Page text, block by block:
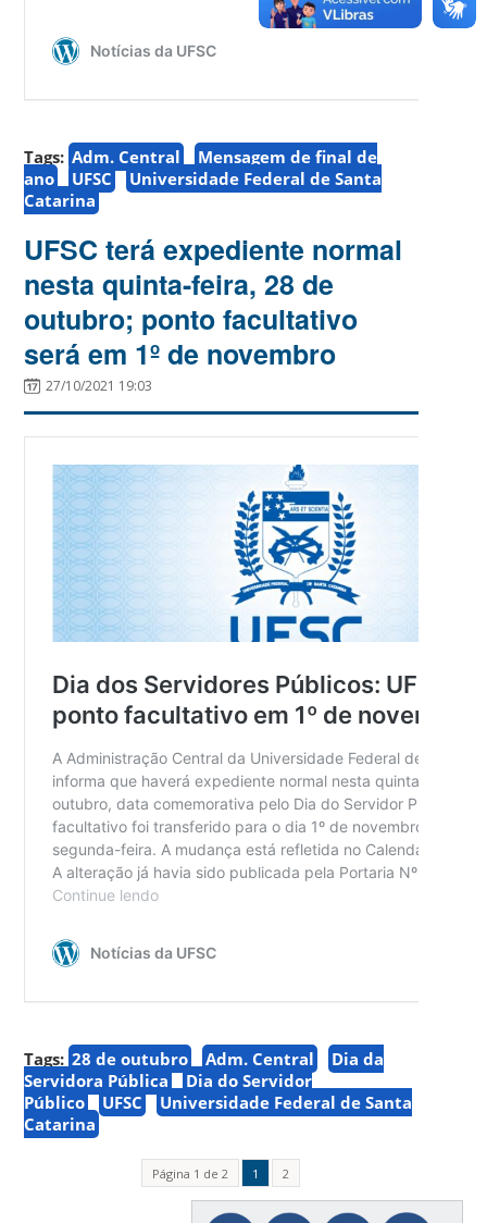
Tags: Adm. Central
Mensagem de final de
ano
UFSC
Universidade Federal de Santa
Catarina
UFSC terá expediente normal
nesta quinta-feira, 28 de
outubro; ponto facultativo
será em 1º de novembro
27/10/2021 19:03
Tags: 28 de outubro Adm. Central
Dia da
Servidora Pública
Dia do Servidor
Público
UFSC
Universidade Federal de Santa
Catarina
Página 1 de 2 1 2